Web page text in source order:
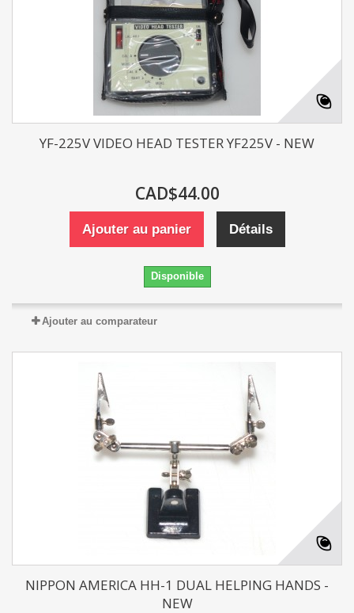
YF-225V VIDEO HEAD TESTER YF225V - NEW
CAD$44.00
Ajouter au panier Détails
Disponible
Ajouter au comparateur
NIPPON AMERICA HH-1 DUAL HELPING HANDS -
NEW